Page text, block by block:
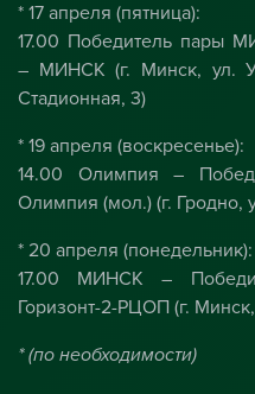
* 17 апреля (пятница):
17.00 Победитель пары
– МИНСК (г. Минск, ул.
Стадионная, 3)
* 19 апреля (воскресенье):
14.00 Олимпия –
Олимпия (мол.) (г. Гродно,
* 20 апреля (понедельник):
17.00 МИНСК –
Горизонт-2-РЦОП (г.
* (по необходимости)